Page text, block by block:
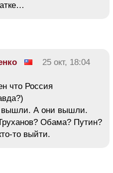
25 окт, 18:04
что Россия
вышли. А они вышли.
Обама? Путин?
то выйти.